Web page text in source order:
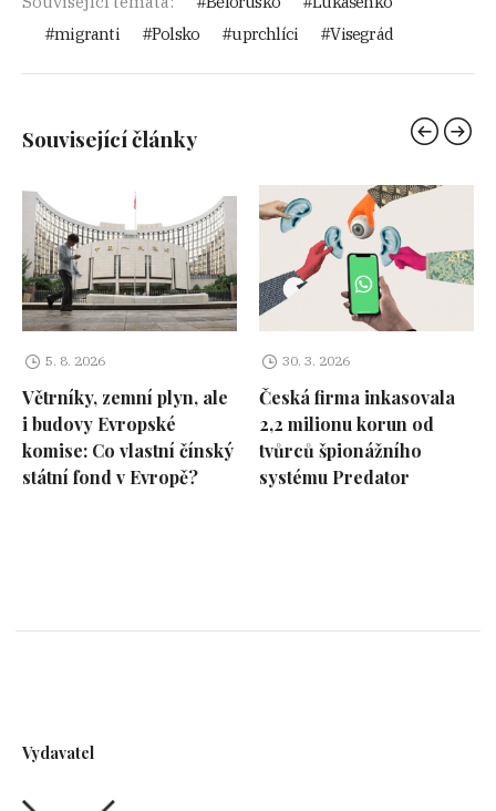
migranti
Polsko uprchlíci Visegrád
Související články
5. 8. 2026
Větrníky, zemní plyn, ale
i budovy Evropské
komise: Co vlastní čínský
státní fond v Evropě?
30. 3. 2026
Česká firma inkasovala
2,2 milionu korun od
tvůrců špionážního
systému Predator
Vydavatel